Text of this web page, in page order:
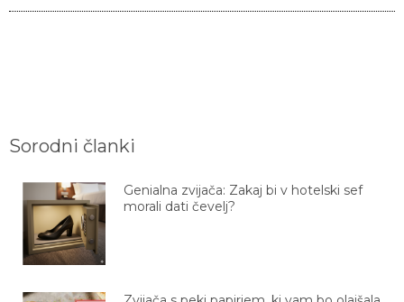
Sorodni članki
Genialna zvijača: Zakaj bi v hotelski sef
morali dati čevelj?